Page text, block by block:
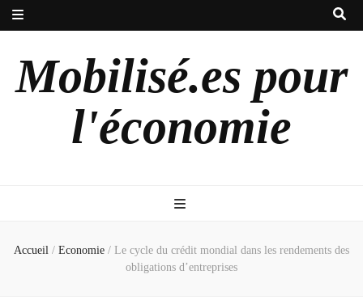
Mobilisé.es pour
l'économie
Accueil / Economie / Le cycle du crédit mondial dans les rendements des
obligations d’entreprises